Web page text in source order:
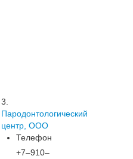
3.
Пародонтологический
центр, ООО
Телефон
+7‒910‒